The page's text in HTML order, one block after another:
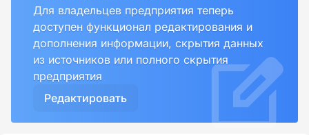
Для владельцев предприятия теперь
доступен функционал редактирования и
дополнения информации, скрытия данных
из источников или полного скрытия
предприятия
Редактировать